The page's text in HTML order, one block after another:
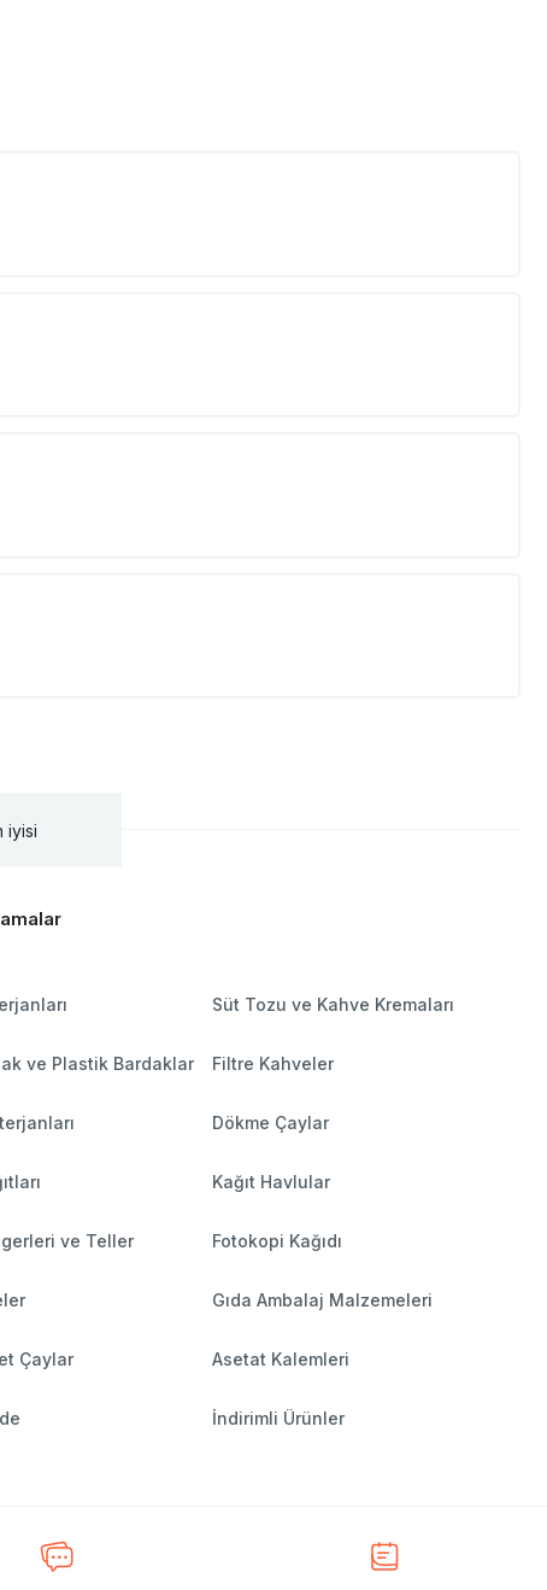
iyisi
Süt Tozu ve Kahve Kremaları
ve Plastik Bardaklar Filtre Kahveler
Dökme Çaylar
Kağıt Havlular
ve Teller Fotokopi Kağıdı
Gıda Ambalaj Malzemeleri
Çaylar Asetat Kalemleri
İndirimli Ürünler